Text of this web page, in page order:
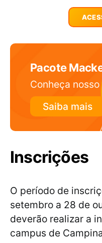
Pacote
Conheça
Saiba mais
Inscrições
O período de
setembro a 28 de
deverão realizar a
campus de